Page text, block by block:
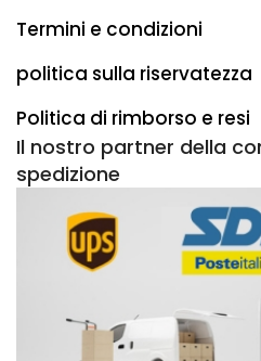
Termini e condizioni
politica sulla riservatezza
Politica di rimborso e resi
Il nostro partner della
spedizione